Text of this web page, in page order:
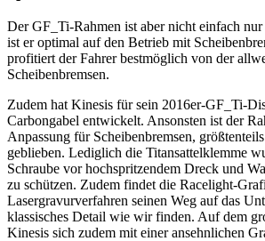
Der GF_Ti-Rahmen ist aber nicht einfach
ist er optimal auf den Betrieb mit
profitiert der Fahrer bestmöglich von der
Scheibenbremsen.
Zudem hat Kinesis für sein 2016er-GF_Ti-
Carbongabel entwickelt. Ansonsten ist der
Anpassung für Scheibenbremsen,
geblieben. Lediglich die Titansattelklemme
Schraube vor hochspritzendem Dreck und
zu schützen. Zudem findet die Racelight-
Lasergravurverfahren seinen Weg auf das
klassisches Detail wie wir finden. Auf dem
Kinesis sich zudem mit einer ansehnlichen